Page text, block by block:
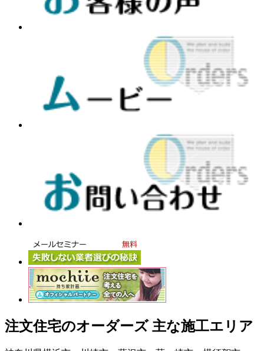
注文住宅のオーダーズ 主な施工エリア